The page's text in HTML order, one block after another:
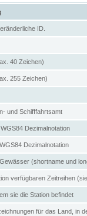
ID.
40 Zeichen)
255 Zeichen)
und Schifffahrtsamt
WGS84 Dezimalnotation
Dezimalnotation
(shortname und
verfügbaren Zeitreihen
sie die Station befindet
für das Land, in